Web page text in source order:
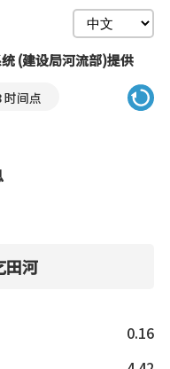
(建设局河流部)提供
间点
田河
0.16